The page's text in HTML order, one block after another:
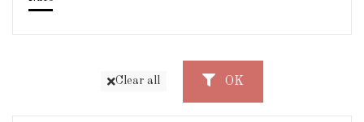
Clear all OK